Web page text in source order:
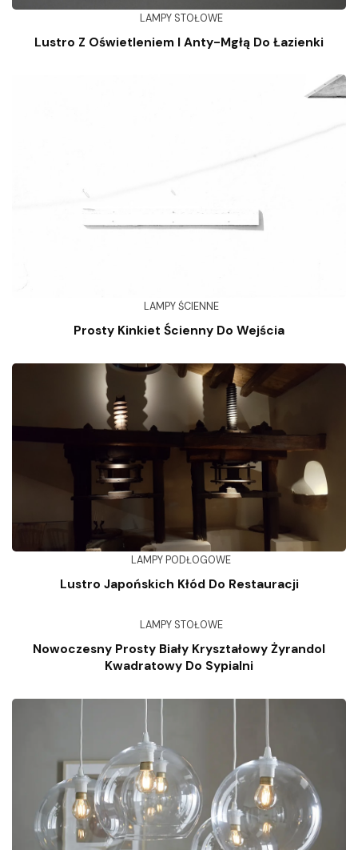
LAMPY STOŁOWE
Lustro Z Oświetleniem I Anty-Mgłą Do Łazienki
LAMPY ŚCIENNE
Prosty Kinkiet Ścienny Do Wejścia
LAMPY PODŁOGOWE
Lustro Japońskich Kłód Do Restauracji
LAMPY STOŁOWE
Nowoczesny Prosty Biały Kryształowy Żyrandol
Kwadratowy Do Sypialni